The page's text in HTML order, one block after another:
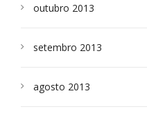
outubro 2013
setembro 2013
agosto 2013